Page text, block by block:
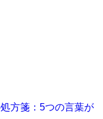
方箋：5つの言葉が